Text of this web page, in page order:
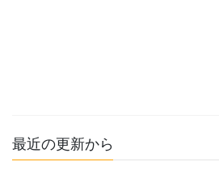
最近の更新から